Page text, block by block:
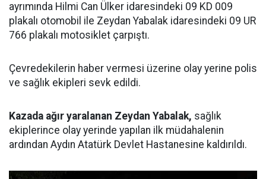
ayrımında Hilmi Can Ülker idaresindeki 09 KD 009
plakalı otomobil ile Zeydan Yabalak idaresindeki 09 UR
766 plakalı motosiklet çarpıştı.
Çevredekilerin haber vermesi üzerine olay yerine polis
ve sağlık ekipleri sevk edildi.
Kazada ağır yaralanan Zeydan Yabalak, sağlık
ekiplerince olay yerinde yapılan ilk müdahalenin
ardından Aydın Atatürk Devlet Hastanesine kaldırıldı.